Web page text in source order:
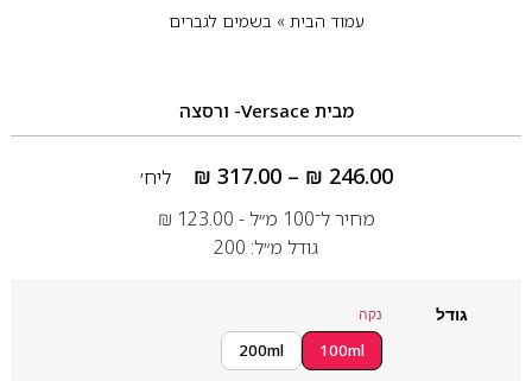
עמוד הבית» בשמים לגברים
מבית Versace- ורסצה
₪ 246.00
–
₪ 317.00
ליח׳
מחיר ל־100 מ״ל -
₪ 123.00
גודל מ״ל: 200
גודל נקה
100ml
200ml